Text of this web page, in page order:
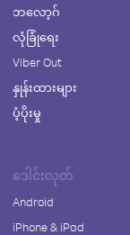
ဘလော့ဂ်
လုံခြုံရေး
Viber Out
နှုန်းထားများ
ပံ့ပိုးမှု
ဒေါင်းလုတ်
Android
iPhone & iPad